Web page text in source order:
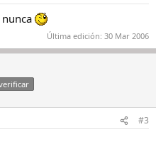
Última edición: 30 Mar 2006
#3